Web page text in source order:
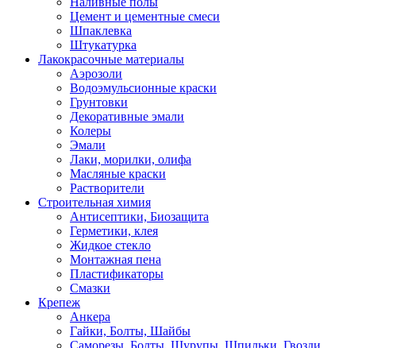
Цемент и цементные смеси
Шпаклевка
Штукатурка
Лакокрасочные материалы
Аэрозоли
Водоэмульсионные краски
Грунтовки
Декоративные эмали
Колеры
Эмали
Лаки, морилки, олифа
Масляные краски
Растворители
Строительная химия
Антисептики, Биозащита
Герметики, клея
Жидкое стекло
Монтажная пена
Пластификаторы
Смазки
Крепеж
Анкера
Гайки, Болты, Шайбы
Саморезы, Болты, Шурупы, Шпильки, Гвозди